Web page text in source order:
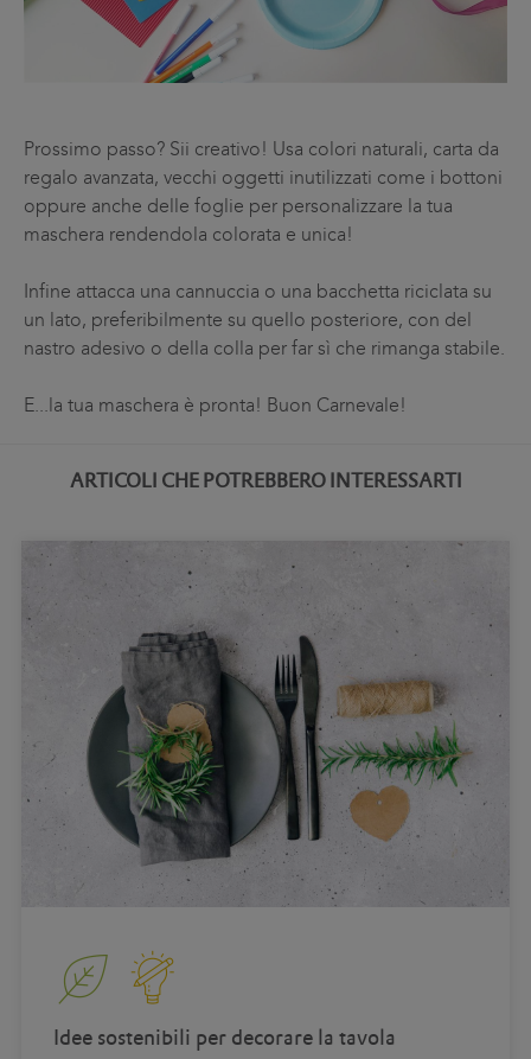
Prossimo passo? Sii creativo! Usa colori naturali, carta da
regalo avanzata, vecchi oggetti inutilizzati come i bottoni
oppure anche delle foglie per personalizzare la tua
maschera rendendola colorata e unica!
Infine attacca una cannuccia o una bacchetta riciclata su
un lato, preferibilmente su quello posteriore, con del
nastro adesivo o della colla per far sì che rimanga stabile.
E...la tua maschera è pronta! Buon Carnevale!
ARTICOLI CHE POTREBBERO INTERESSARTI
Idee sostenibili per decorare la tavola